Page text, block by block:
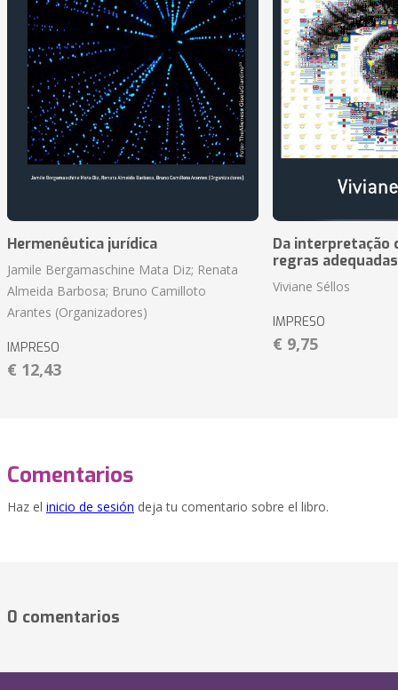
Hermenêutica jurídica
Jamile Bergamaschine Mata Diz; Renata
Almeida Barbosa; Bruno Camilloto
Arantes (Organizadores)
IMPRESO
€ 12,43
Da interpretação
regras
Viviane Séllos
IMPRESO
€ 9,75
Comentarios
Haz el inicio de sesión deja tu comentario sobre el libro.
0 comentarios